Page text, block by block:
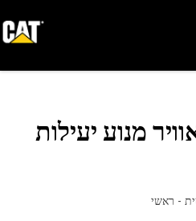
מנוע יעילות
- ראשי